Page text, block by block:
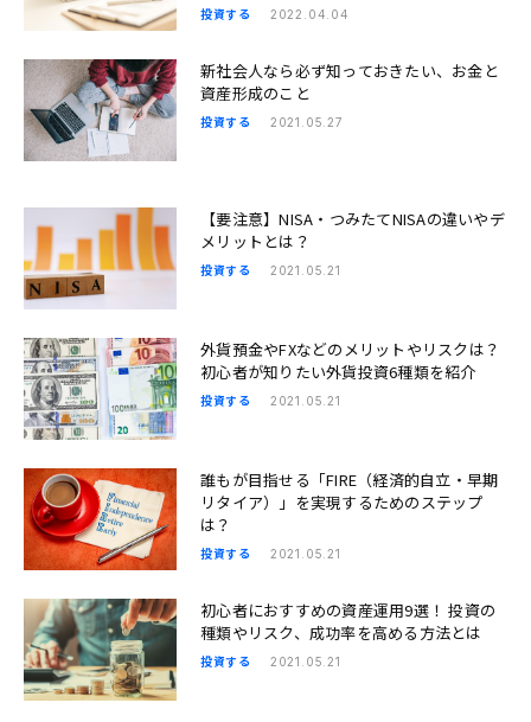
投資する 2022.04.04
新社会人なら必ず知っておきたい、お金と
資産形成のこと
投資する 2021.05.27
【要注意】NISA・つみたてNISAの違いやデ
メリットとは？
投資する 2021.05.21
外貨預金やFXなどのメリットやリスクは？
初心者が知りたい外貨投資6種類を紹介
投資する 2021.05.21
誰もが目指せる「FIRE（経済的自立・早期
リタイア）」を実現するためのステップ
は？
投資する 2021.05.21
初心者におすすめの資産運用9選！ 投資の
種類やリスク、成功率を高める方法とは
投資する 2021.05.21